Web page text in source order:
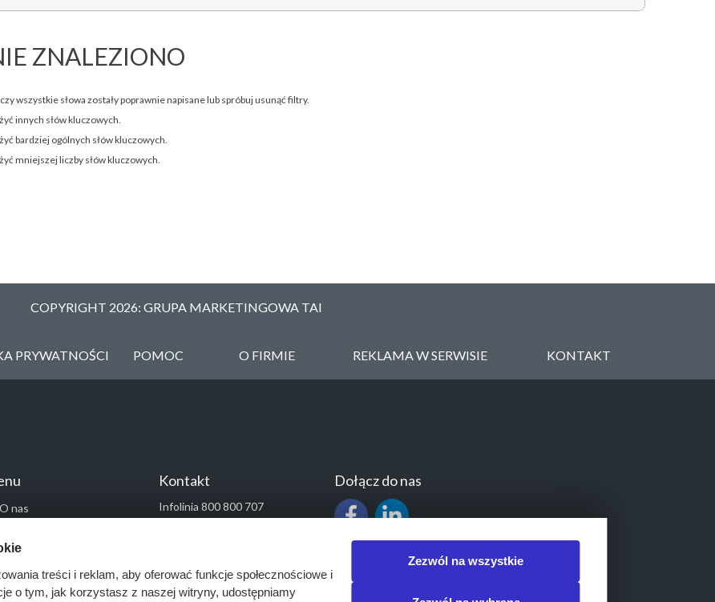
ZNALEZIONO
wszystkie słowa zostały poprawnie napisane lub spróbuj usunąć filtry.
innych słów kluczowych.
bardziej ogólnych słów kluczowych.
mniejszej liczby słów kluczowych.
COPYRIGHT 2026: GRUPA MARKETINGOWA TAI
PRYWATNOŚCI POMOC O FIRMIE REKLAMA W SERWISIE KONTAKT
O nas
przetargów
przetargowe
Kontakt
Infolinia 800 800 707
kontakt@pressinfo.pl
Dołącz do nas
treści i reklam, aby oferować funkcje społecznościowe i
o tym, jak korzystasz z naszej witryny, udostępniamy
Zezwól na wszystkie